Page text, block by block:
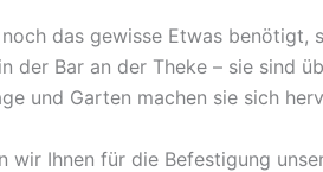
das gewisse Etwas benötigt,
der Bar an der Theke – sie sind
und Garten machen sie sich
wir Ihnen für die Befestigung